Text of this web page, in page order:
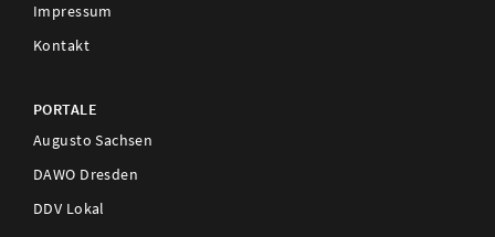
Impressum
Kontakt
PORTALE
Augusto Sachsen
DAWO Dresden
DDV Lokal